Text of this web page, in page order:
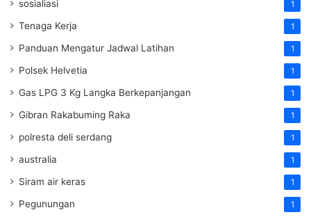
sosialiasi 1
Tenaga Kerja 1
Panduan Mengatur Jadwal Latihan 1
Polsek Helvetia 1
Gas LPG 3 Kg Langka Berkepanjangan 1
Gibran Rakabuming Raka 1
polresta deli serdang 1
australia 1
Siram air keras 1
Pegunungan 1